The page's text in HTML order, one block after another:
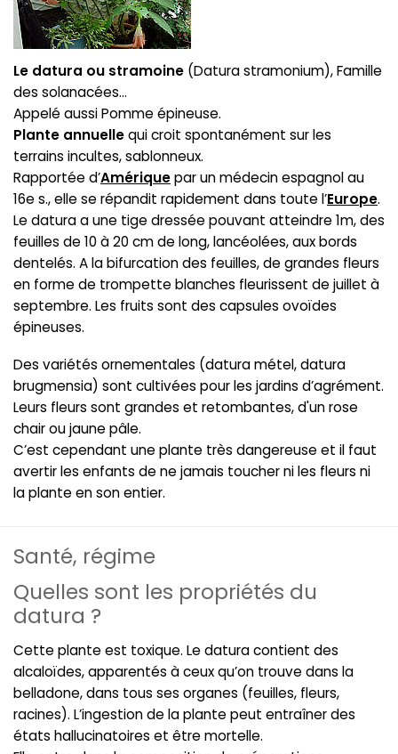
Le datura ou stramoine (Datura stramonium), Famille
des solanacées...
Appelé aussi Pomme épineuse.
Plante annuellequi croit spontanément sur les
terrains incultes, sablonneux.
Rapportée d’Amériquepar un médecin espagnol au
16e s., elle se répandit rapidement dans toute l’Europe.
Le datura a une tige dressée pouvant atteindre 1m, des
feuilles de 10 à 20 cm de long, lancéolées, aux bords
dentelés. A la bifurcation des feuilles, de grandes fleurs
en forme de trompette blanches fleurissent de juillet à
septembre. Les fruits sont des capsules ovoïdes
épineuses.
Des variétés ornementales (datura métel, datura
brugmensia) sont cultivées pour les jardins d’agrément.
Leurs fleurs sont grandes et retombantes, d'un rose
chair ou jaune pâle.
C’est cependant une plante très dangereuse et il faut
avertir les enfants de ne jamais toucher ni les fleurs ni
la plante en son entier.
Santé, régime
Quelles sont les propriétés du
datura ?
Cette plante est toxique. Le datura contient des
alcaloïdes, apparentés à ceux qu’on trouve dans la
belladone, dans tous ses organes (feuilles, fleurs,
racines). L’ingestion de la plante peut entraîner des
états hallucinatoires et être mortelle.